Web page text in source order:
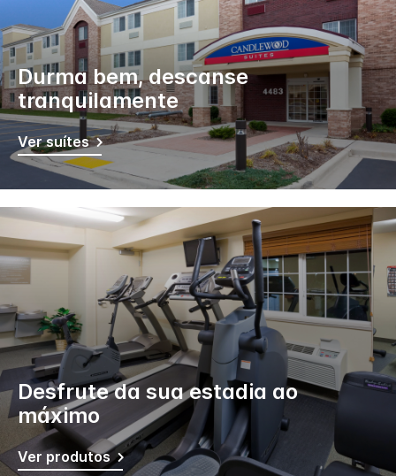
Durma bem, descanse
tranquilamente
Ver suítes
Desfrute da sua estadia ao
máximo
Ver produtos